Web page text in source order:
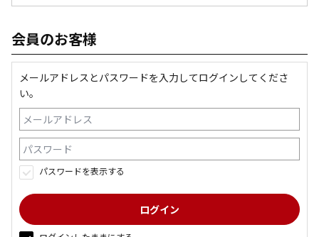
会員のお客様
メールアドレスとパスワードを入力してログインしてくださ
い。
パスワードを表示する